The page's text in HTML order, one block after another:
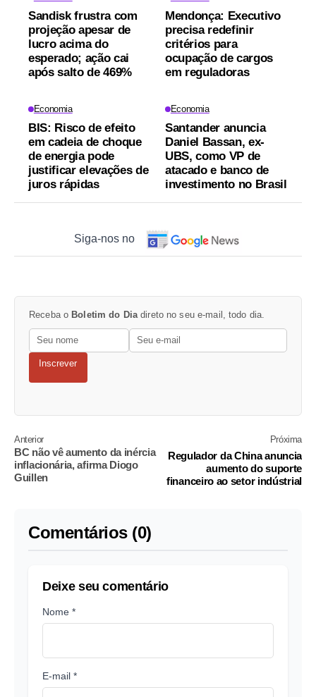
Sandisk frustra com
projeção apesar de
lucro acima do
esperado; ação cai
após salto de 469%
Mendonça: Executivo
precisa redefinir
critérios para
ocupação de cargos
em reguladoras
Economia
BIS: Risco de efeito
em cadeia de choque
de energia pode
justificar elevações de
juros rápidas
Economia
Santander anuncia
Daniel Bassan, ex-
UBS, como VP de
atacado e banco de
investimento no Brasil
Siga-nos no
Receba o Boletim do Diadireto no seu e-mail, todo dia.
Inscrever
Anterior
BC não vê aumento da inércia
inflacionária, afirma Diogo
Guillen
Próxima
Regulador da China anuncia
aumento do suporte
financeiro ao setor indústrial
Comentários (0)
Deixe seu comentário
Nome *
E-mail *